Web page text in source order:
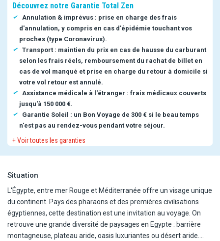
Découvrez notre Garantie Total Zen
Annulation & imprévus : prise en charge des frais
d'annulation, y compris en cas d'épidémie touchant vos
proches (type Coronavirus).
Transport : maintien du prix en cas de hausse du carburant
selon les frais réels, remboursement du rachat de billet en
cas de vol manqué et prise en charge du retour à domicile si
votre vol retour est annulé.
Assistance médicale à l'étranger : frais médicaux couverts
jusqu'à 150 000 €.
Garantie Soleil : un Bon Voyage de 300 € si le beau temps
n'est pas au rendez-vous pendant votre séjour.
+ Voir toutes les garanties
Situation
L'Égypte, entre mer Rouge et Méditerranée offre un visage unique
du continent. Pays des pharaons et des premières civilisations
égyptiennes, cette destination est une invitation au voyage. On
retrouve une grande diversité de paysages en Egypte : barrière
montagneuse, plateau aride, oasis luxuriantes ou désert aride.